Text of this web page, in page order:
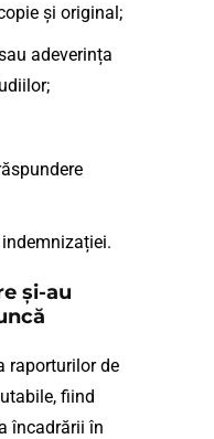
și original;
adeverința
și-au
raporturilor de
fiind
încadrării în